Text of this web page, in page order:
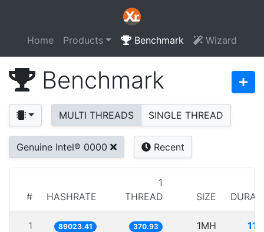
Home Products Benchmark Wizard
Benchmark
MULTI THREADS SINGLE THREAD
Genuine Intel® 0000 Recent
# HASHRATE
1
THREAD
SIZE
1 89023.41 370.93 1MH